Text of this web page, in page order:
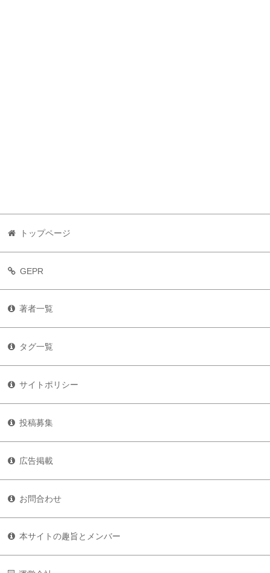
トップページ
GEPR
著者一覧
タグ一覧
サイトポリシー
投稿募集
広告掲載
お問合わせ
本サイトの趣旨とメンバー